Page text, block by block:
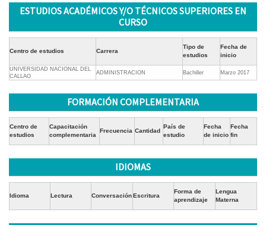
ESTUDIOS ACADÉMICOS Y/O TÉCNICOS SUPERIORES EN
CURSO
Centro de estudios Carrera
Tipo de
estudios
Fecha de
inicio
UNIVERSIDAD NACIONAL DEL
CALLAO
ADMINISTRACION Bachiller Marzo 2017
FORMACIÓN COMPLEMENTARIA
Centro de
estudios
Capacitación
complementaria
Frecuencia Cantidad
País de
estudio
Fecha
de inicio
Fecha
fin
IDIOMAS
Idioma Lectura ConversaciónEscritura
Forma de
aprendizaje
Lengua
Materna